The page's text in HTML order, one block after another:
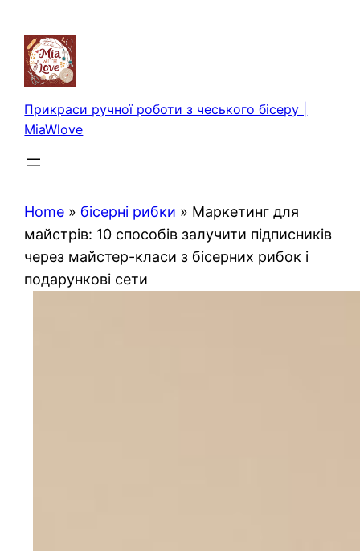
вмісту
Прикраси ручної роботи з чеського бісеру |
MiaWlove
Home » бісерні рибки » Маркетинг для
майстрів: 10 способів залучити підписників
через майстер-класи з бісерних рибок і
подарункові сети